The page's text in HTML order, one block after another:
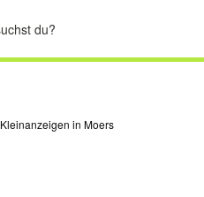
Kleinanzeigen in Moers